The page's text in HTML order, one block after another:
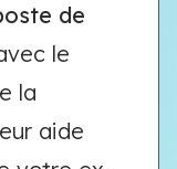
de
le
la
aide